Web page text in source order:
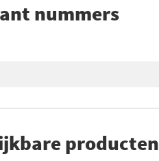
nummers
producten